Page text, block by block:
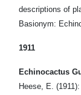
descriptions of
Basionym:
1911
Echinocactus
Heese, E.